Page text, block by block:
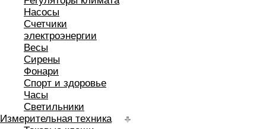
Насосы
Счетчики
электроэнергии
Весы
Сирены
Фонари
Спорт и здоровье
Часы
Светильники
Измерительная техника